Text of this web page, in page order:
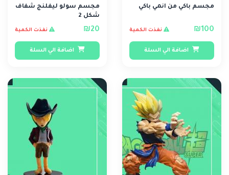
مجسم باكي من انمي باكي
₪100 نفذت الكمية
اضافة الي السلة
مجسم سولو ليفلنج شفاف
شكل 2
₪20 نفذت الكمية
اضافة الي السلة